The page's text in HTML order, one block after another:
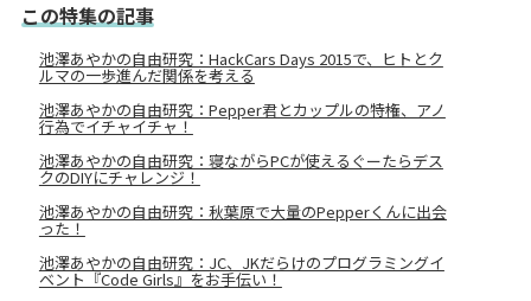
この特集の記事
池澤あやかの自由研究：HackCars Days 2015で、ヒトとク
ルマの一歩進んだ関係を考える
池澤あやかの自由研究：Pepper君とカップルの特権、アノ
行為でイチャイチャ！
池澤あやかの自由研究：寝ながらPCが使えるぐーたらデス
クのDIYにチャレンジ！
池澤あやかの自由研究：秋葉原で大量のPepperくんに出会
った！
池澤あやかの自由研究：JC、JKだらけのプログラミングイ
ベント『Code Girls』をお手伝い！